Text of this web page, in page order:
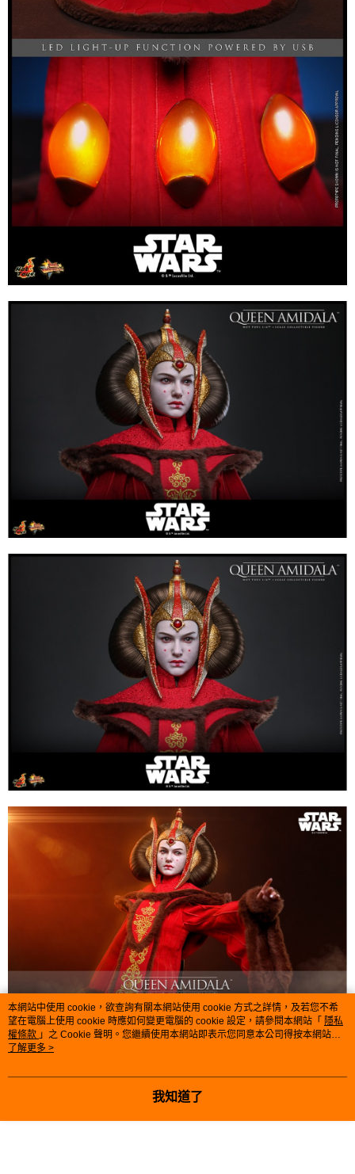
本網站中使用 cookie，欲查詢有關本網站使用 cookie 方式之詳情，及若您不希
望在電腦上使用 cookie 時應如何變更電腦的 cookie 設定，請參閱本網站「 隱私
權條款 」之 Cookie 聲明。您繼續使用本網站即表示您同意本公司得按本網站使
用條款之 Cookie 聲明使用 cookie。
了解更多 >
我知道了